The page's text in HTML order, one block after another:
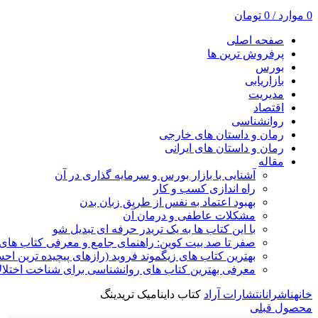
0 موارد /
0 تومان
صفحه اصلی
پرفروش ترین ها
بورس
بازاریابی
مدیریت
اقتصاد
روانشناسی
رمان و داستان های خارجی
رمان و داستان های ایرانی
مقاله
آشنایی با بازار بورس و سرمایه گذاری در آن
راه اندازی کسب و کار
بهبود اعتماد به نفس از طریق زبان بدن
مشکلات عاطفی و درمان آن
با این کتاب ها به یک تریدر حرفه ای تبدیل شو
صفر تا صد بیت کوین: راهنمای جامع و معرفی کتاب های
بهترین کتاب های زیگموند فروید (رازهای پیچیده ترین
معرفی بهترین کتاب های روانشناسی برای شناخت
خانهناشرانانتشارات آراد کتاب داینامیک تریدینگ
محصول قبلی